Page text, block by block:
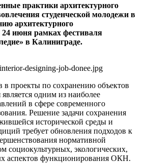
практики архитектурного
студенческой молодежи в
архитектурного
24 июня рамках фестиваля
в Калиниграде.
в проекты по сохранению объектов
является одним из наиболее
в сфере современного
Решение задачи сохранения
исторической среды и
требует обновления подходов к
нормативной
социокультурных, экологических,
аспектов функционирования ОКН.